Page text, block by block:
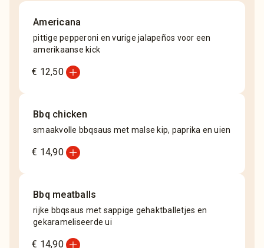
Americana
pittige pepperoni en vurige jalapeños voor een
amerikaanse kick
€ 12,50add_circle
Bbq chicken
smaakvolle bbqsaus met malse kip, paprika en uien
€ 14,90add_circle
Bbq meatballs
rijke bbqsaus met sappige gehaktballetjes en
gekarameliseerde ui
€ 14,90